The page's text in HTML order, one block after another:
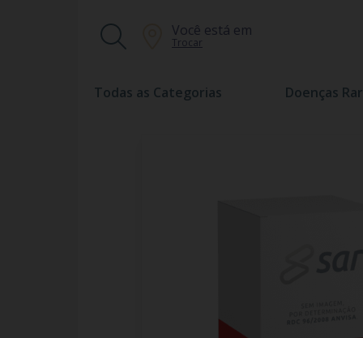
Você está em
Trocar
Todas as Categorias Doenças